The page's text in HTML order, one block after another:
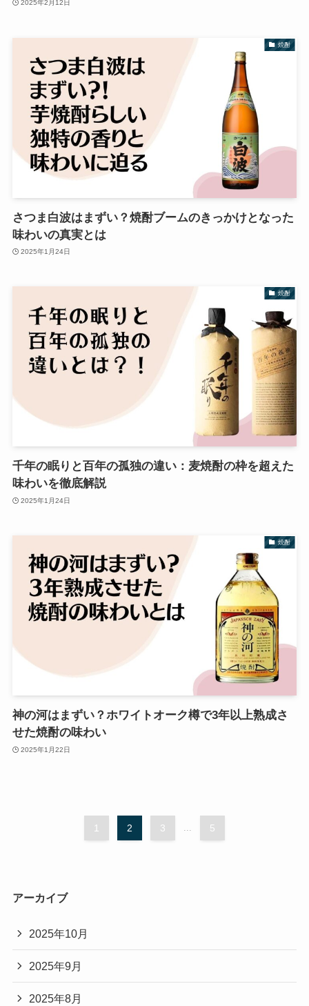
2025年2月12日
焼酎
さつま白波はまずい？焼酎ブームのきっかけとなった
味わいの真実とは
2025年1月24日
焼酎
千年の眠りと百年の孤独の違い：麦焼酎の枠を超えた
味わいを徹底解説
2025年1月24日
焼酎
神の河はまずい？ホワイトオーク樽で3年以上熟成さ
せた焼酎の味わい
2025年1月22日
1 2 3 ... 5
アーカイブ
2025年10月
2025年9月
2025年8月